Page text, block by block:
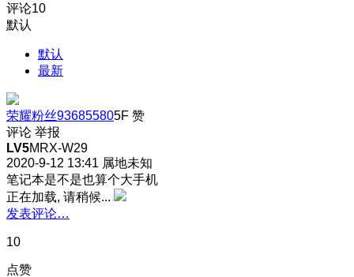
评论10
默认
默认
最新
荣耀粉丝936855805F 赞
评论 举报
LV5MRX-W29
2020-9-12 13:41 属地未知
笔记本是不是也算个大手机
正在加载, 请稍候...
发表评论…
10
点赞